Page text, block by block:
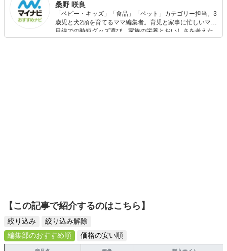
桑野 咲良
「ベビー・キッズ」「食品」「ペット」カテゴリー担当。3
歳児と犬2頭を育てるママ編集者。育児と家事に忙しいママ
目線での時短グッズ選び、家族の栄養とおいしさを考えた
食品選び、束の間のリラックスタイムを楽しむためのスイ
【この記事で紹介するのはこちら】
絞り込み
絞り込み解除
編集部のおすすめ順
価格の安い順